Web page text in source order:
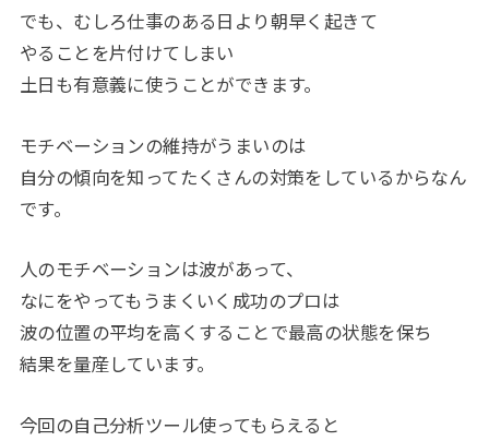
でも、むしろ仕事のある日より朝早く起きて
やることを片付けてしまい
土日も有意義に使うことができます。
モチベーションの維持がうまいのは
自分の傾向を知ってたくさんの対策をしているからなん
です。
人のモチベーションは波があって、
なにをやってもうまくいく成功のプロは
波の位置の平均を高くすることで最高の状態を保ち
結果を量産しています。
今回の自己分析ツール使ってもらえると